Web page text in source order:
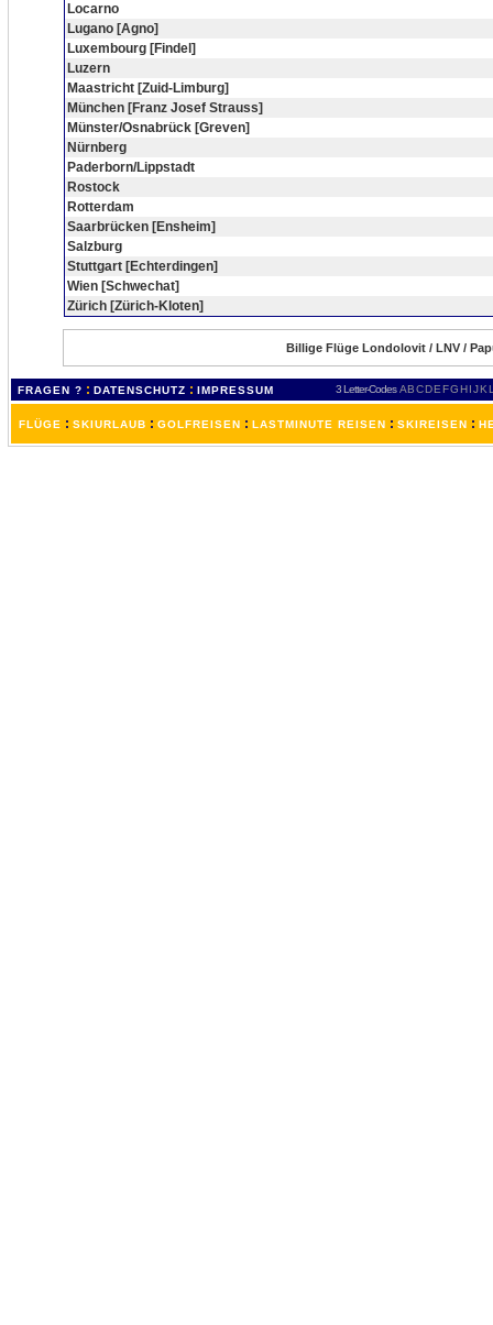
Locarno
Lugano [Agno]
Luxembourg [Findel]
Luzern
Maastricht [Zuid-Limburg]
München [Franz Josef Strauss]
Münster/Osnabrück [Greven]
Nürnberg
Paderborn/Lippstadt
Rostock
Rotterdam
Saarbrücken [Ensheim]
Salzburg
Stuttgart [Echterdingen]
Wien [Schwechat]
Zürich [Zürich-Kloten]
Billige Flüge Londolovit / LNV /
FRAGEN ? : DATENSCHUTZ : IMPRESSUM 3 Letter-Codes ABCDEFGH IJKL
FLÜGE : SKIURLAUB : GOLFREISEN : LASTMINUTE REISEN : SKIREISEN :